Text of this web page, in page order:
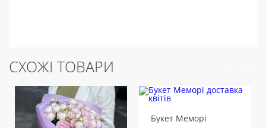
СХОЖІ ТОВАРИ
Букет Меморі